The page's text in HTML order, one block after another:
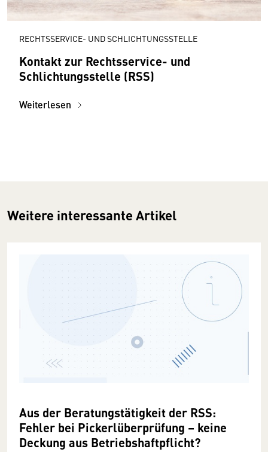
RECHTSSERVICE- UND SCHLICHTUNGSSTELLE
Kontakt zur Rechtsservice- und
Schlichtungsstelle (RSS)
Weiterlesen
Weitere interessante Artikel
Aus der Beratungstätigkeit der RSS:
Fehler bei Pickerlüberprüfung – keine
Deckung aus Betriebshaftpflicht?